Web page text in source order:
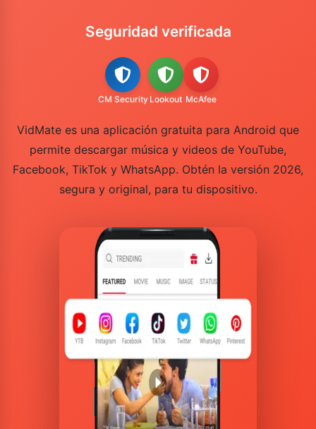
Seguridad verificada
CM Security Lookout McAfee
VidMate es una aplicación gratuita para Android que
permite descargar música y videos de YouTube,
Facebook, TikTok y WhatsApp. Obtén la versión 2026,
segura y original, para tu dispositivo.